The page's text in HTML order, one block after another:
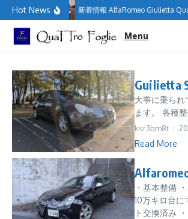
コンテンツへスキップ
Hot News 新着情報 AlfaRomeo Giulietta
Menu
Guilietta
大事に乗られ
ます。 各種
ksr3bm8t
Read More
・基本整備
10万キロ台に
ト交換済み